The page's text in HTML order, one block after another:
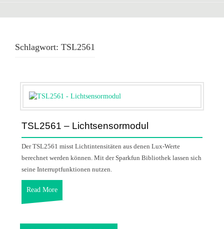
Schlagwort: TSL2561
TSL2561 – Lichtsensormodul
Der TSL2561 misst Lichtintensitäten aus denen Lux-Werte
berechnet werden können. Mit der Sparkfun Bibliothek lassen sich
seine Interruptfunktionen nutzen.
Read More